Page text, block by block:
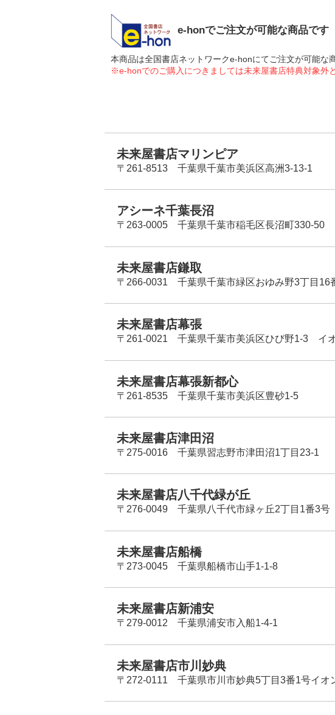
e-honでご注文が可能な商品です
本商品は全国書店ネットワークe-honにてご注文が可能な
※e-honでのご購入につきましては未来屋書店特典対象外
未来屋書店マリンピア
〒261-8513 千葉県千葉市美浜区高洲3-13-1
アシーネ千葉長沼
〒263-0005 千葉県千葉市稲毛区長沼町330-50
未来屋書店鎌取
〒266-0031 千葉県千葉市緑区おゆみ野3丁目16
未来屋書店幕張
〒261-0021 千葉県千葉市美浜区ひび野1-3 イ
未来屋書店幕張新都心
〒261-8535 千葉県千葉市美浜区豊砂1-5
未来屋書店津田沼
〒275-0016 千葉県習志野市津田沼1丁目23-1
未来屋書店八千代緑が丘
〒276-0049 千葉県八千代市緑ヶ丘2丁目1番3号
未来屋書店船橋
〒273-0045 千葉県船橋市山手1-1-8
未来屋書店新浦安
〒279-0012 千葉県浦安市入船1-4-1
未来屋書店市川妙典
〒272-0111 千葉県市川市妙典5丁目3番1号イオ